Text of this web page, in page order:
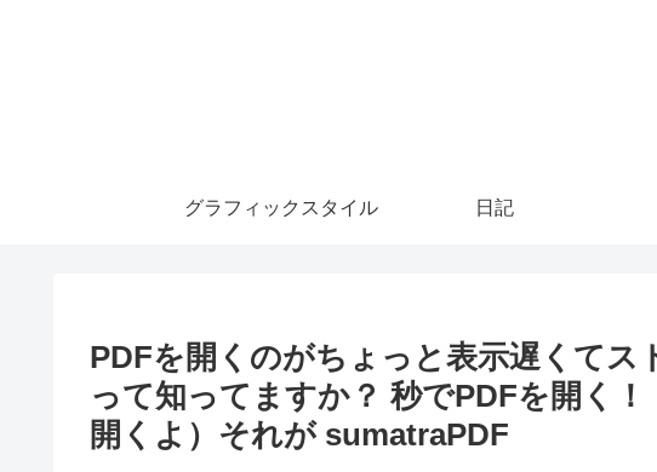
グラフィックスタイル 日記
PDFを開くのがちょっと表示遅くてス
って知ってますか？ 秒でPDFを開く
開くよ）それが sumatraPDF